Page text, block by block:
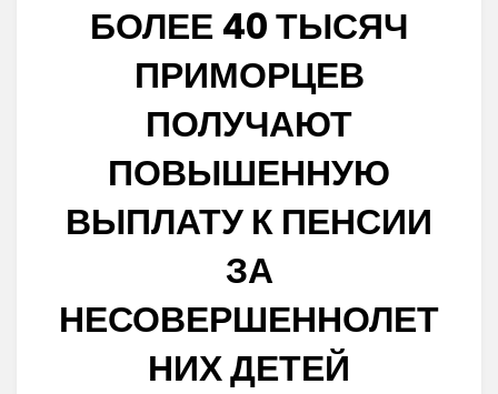
БОЛЕЕ 40 ТЫСЯЧ
ПРИМОРЦЕВ
ПОЛУЧАЮТ
ПОВЫШЕННУЮ
ВЫПЛАТУ К ПЕНСИИ
ЗА
НЕСОВЕРШЕННОЛЕТ
НИХ ДЕТЕЙ